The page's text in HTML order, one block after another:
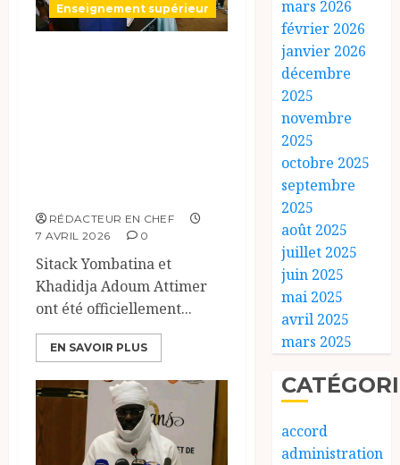
Enseignement supérieur
RÉDACTEUR EN CHEF
7 AVRIL 2026
0
Sitack Yombatina et
Khadidja Adoum Attimer
ont été officiellement...
EN SAVOIR PLUS
mars 2026
février 2026
janvier 2026
décembre
2025
novembre
2025
octobre 2025
septembre
2025
août 2025
juillet 2025
juin 2025
mai 2025
avril 2025
mars 2025
accord
administration